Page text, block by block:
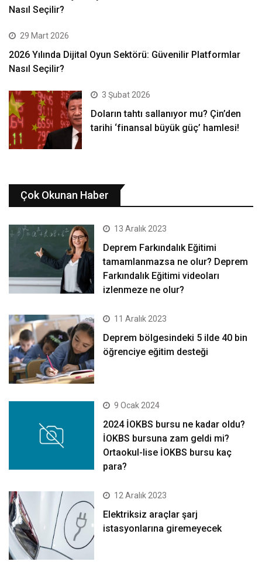
Nasıl Seçilir?
29 Mart 2026
2026 Yılında Dijital Oyun Sektörü: Güvenilir Platformlar
Nasıl Seçilir?
3 Şubat 2026
Doların tahtı sallanıyor mu? Çin’den
tarihi ‘finansal büyük güç’ hamlesi!
Çok Okunan Haber
13 Aralık 2023
Deprem Farkındalık Eğitimi
tamamlanmazsa ne olur? Deprem
Farkındalık Eğitimi videoları
izlenmeze ne olur?
11 Aralık 2023
Deprem bölgesindeki 5 ilde 40 bin
öğrenciye eğitim desteği
9 Ocak 2024
2024 İOKBS bursu ne kadar oldu?
İOKBS bursuna zam geldi mi?
Ortaokul-lise İOKBS bursu kaç
para?
12 Aralık 2023
Elektriksiz araçlar şarj
istasyonlarına giremeyecek